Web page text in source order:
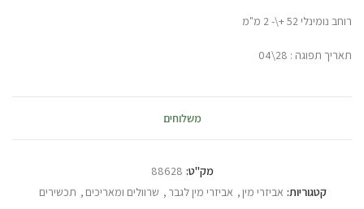
רוחב נומינלי 52 +\- 2 מ"מ
תאריך תפוגה : 28\04
משלוחים
מק"ט: 88628
קטגוריות: אביזרי מין, אביזרי מין לגבר , שרוולים ומאריכים , תכשירים